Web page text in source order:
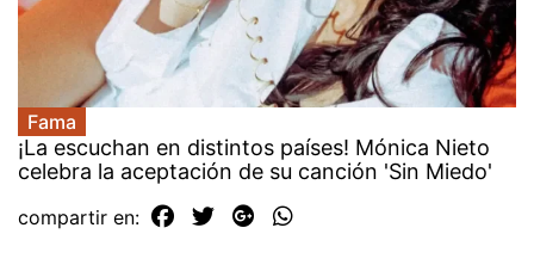
Fama
¡La escuchan en distintos países! Mónica Nieto
celebra la aceptación de su canción 'Sin Miedo'
compartir en: